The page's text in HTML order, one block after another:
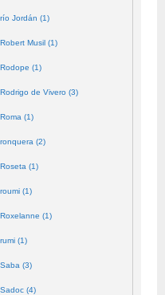
río Jordán (1)
Robert Musil (1)
Rodope (1)
Rodrigo de Vivero (3)
Roma (1)
ronquera (2)
Roseta (1)
roumi (1)
Roxelanne (1)
rumi (1)
Saba (3)
Sadoc (4)